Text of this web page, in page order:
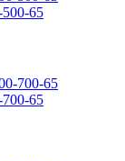
65
65